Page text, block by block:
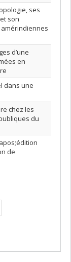
ses
son
d’une
en
dans une
chez les
du
de